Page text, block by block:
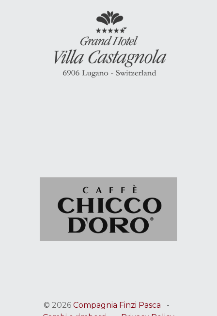
© 2026 Compagnia Finzi Pasca -